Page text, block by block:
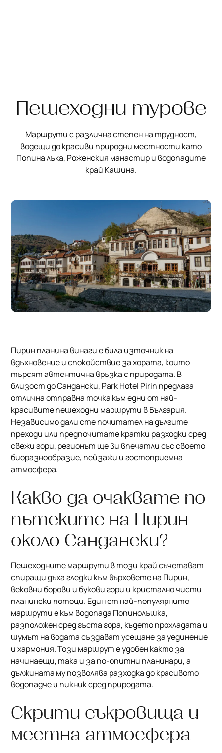
Пешеходни турове
Маршрути с различна степен на трудност,
водещи до красиви природни местности като
Попина лъка, Роженския манастир и водопадите
край Кашина.
Пирин планина винаги е била източник на
вдъхновение и спокойствие за хората, които
търсят автентична връзка с природата. В
близост до Сандански, Park Hotel Pirin предлага
отлична отправна точка към едни от най-
красивите пешеходни маршрути в България.
Независимо дали сте почитател на дългите
преходи или предпочитате кратки разходки сред
свежи гори, регионът ще ви впечатли със своето
биоразнообразие, пейзажи и гостоприемна
атмосфера.
Какво да очаквате по
пътеките на Пирин
около Сандански?
Пешеходните маршрути в този край съчетават
спиращи дъха гледки към върховете на Пирин,
вековни борови и букови гори и кристално чисти
планински потоци. Един от най-популярните
маршрути е към водопада Попинолъшка,
разположен сред гъста гора, където прохладата и
шумът на водата създават усещане за уединение
и хармония. Този маршрут е удобен както за
начинаещи, така и за по-опитни планинари, а
дължината му позволява разходка до красивото
водопадче и пикник сред природата.
Скрити съкровища и
местна атмосфера